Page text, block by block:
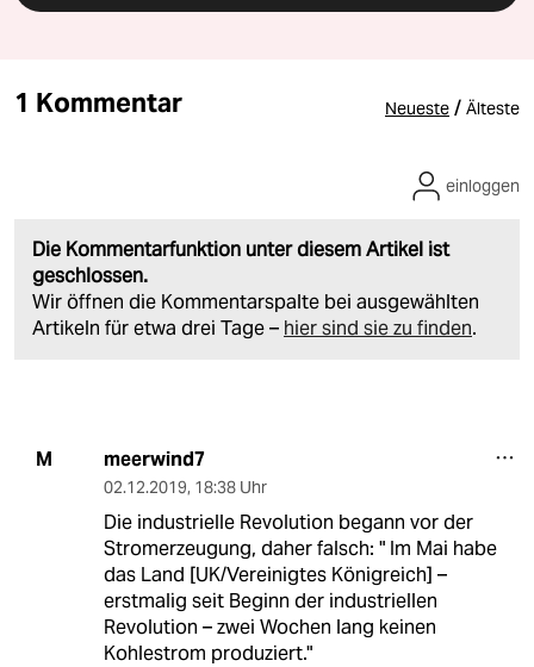
1 Kommentar Neueste / Älteste
Die Kommentarfunktion unter diesem Artikel ist
geschlossen.
Wir öffnen die Kommentarspalte bei ausgewählten
Artikeln für etwa drei Tage – hier sind sie zu finden.
einloggen
M meerwind7
02.12.2019, 18:38 Uhr
Die industrielle Revolution begann vor der
Stromerzeugung, daher falsch: " Im Mai habe
das Land [UK/Vereinigtes Königreich] –
erstmalig seit Beginn der industriellen
Revolution – zwei Wochen lang keinen
Kohlestrom produziert."